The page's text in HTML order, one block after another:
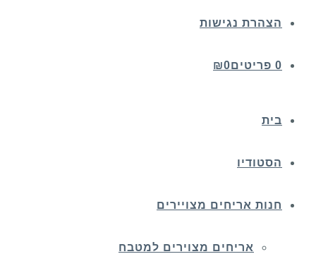
הצהרת נגישות
0 פריטים ₪0
בית
הסטודיו
חנות אריחים מצויירים
אריחים מצוירים למטבח